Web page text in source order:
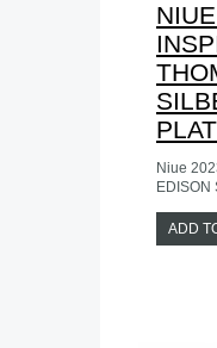
Niue
EDISON